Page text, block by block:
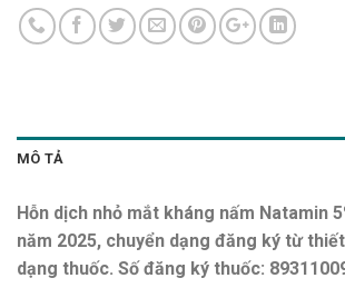
MÔ TẢ
Hỗn dịch nhỏ mắt kháng nấm Natamin
năm 2025, chuyển dạng đăng ký từ
dạng thuốc. Số đăng ký thuốc: